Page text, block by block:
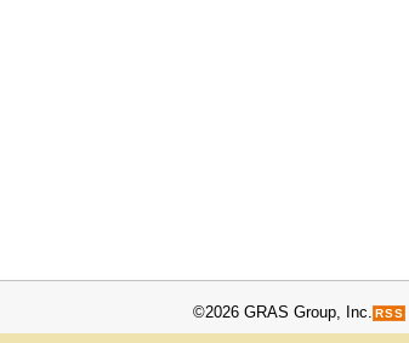
©2026 GRAS Group, Inc. RSS